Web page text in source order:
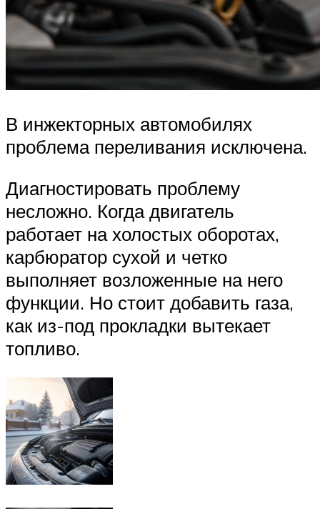
В инжекторных автомобилях
проблема переливания исключена.
Диагностировать проблему
несложно. Когда двигатель
работает на холостых оборотах,
карбюратор сухой и четко
выполняет возложенные на него
функции. Но стоит добавить газа,
как из-под прокладки вытекает
топливо.